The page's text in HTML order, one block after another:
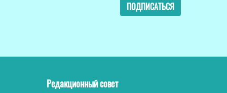
ПОДПИСАТЬСЯ
Редакционный совет